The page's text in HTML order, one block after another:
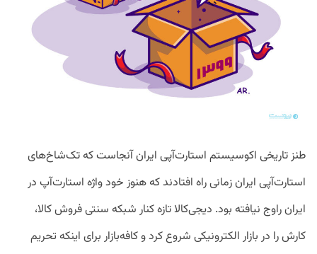
طنز تاریخی اکوسیستم استارت‌آپی ایران آنجاست که تک‌شاخ‌های
استارت‌آپی ایران زمانی راه افتادند که هنوز خود واژه استارت‌آپ در
ایران راوج نیافته بود. دیجی‌کالا تازه کنار شبکه سنتی فروش کالا،
کارش را در بازار الکترونیکی شروع کرد و کافه‌بازار برای اینکه تحریم